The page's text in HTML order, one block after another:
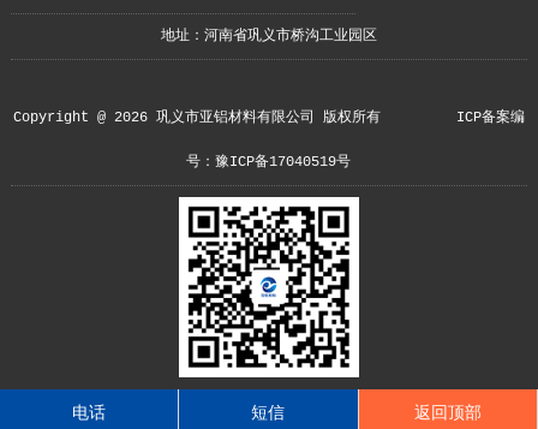
地址：河南省巩义市桥沟工业园区
Copyright @ 2026 巩义市亚铝材料有限公司 版权所有 ICP备案编
号：豫ICP备17040519号
电话 短信 返回顶部